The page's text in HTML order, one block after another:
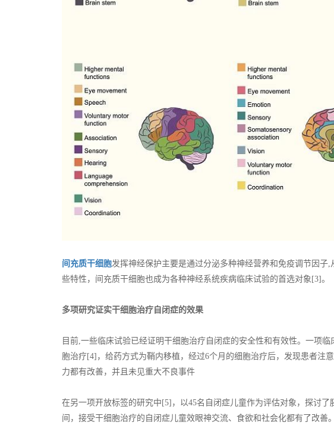
间充质干细胞发挥神经保护主要是通过分泌多种神经营养和免疫调节因
些特性，间充质干细胞也成为各种神经系统疾病临床试验的首选对象[3]。
多项研究证实干细胞治疗自闭症的效果
目前,一些临床试验已经证明干细胞治疗自闭症的安全性和有效性。一项
胞治疗[4]，给药方式为鞘内移植，经过6个月的细胞治疗后，发现患者注
力都有改善，并且未见重大不良事件
在另一项开放标签的研究中[5]，以45名自闭症儿童作为评估对象，探讨
间，接受干细胞治疗的自闭症儿童效眼神交流、食欲和社会化都有了改善。